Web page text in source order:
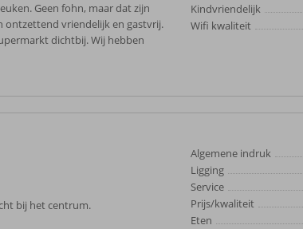
Geen fohn, maar dat zijn
ontzettend vriendelijk en gastvrij.
dichtbij. Wij hebben
Kindvriendelijk
Wifi kwaliteit
bij het centrum.
Algemene indruk
Ligging
Service
Prijs/kwaliteit
Eten